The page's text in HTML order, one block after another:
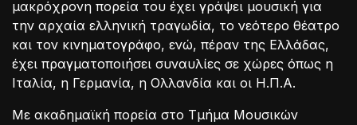
μακρόχρονη πορεία του έχει γράψει μουσική για
την αρχαία ελληνική τραγωδία, το νεότερο θέατρο
και τον κινηματογράφο, ενώ, πέραν της Ελλάδας,
έχει πραγματοποιήσει συναυλίες σε χώρες όπως η
Ιταλία, η Γερμανία, η Ολλανδία και οι Η.Π.Α.
Με ακαδημαϊκή πορεία στο Τμήμα Μουσικών